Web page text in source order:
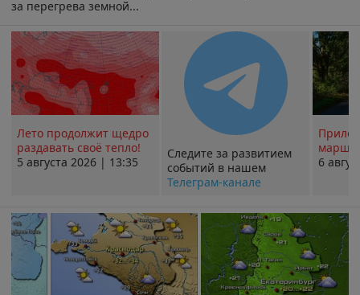
за перегрева земной...
Лето продолжит щедро
раздавать своё тепло!
5 августа 2026 | 13:35
Следите за развитием
событий в нашем
Телеграм-канале
6